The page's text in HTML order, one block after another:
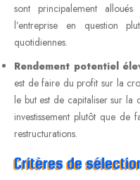
sont principalement
l’entreprise en question
quotidiennes.
Rendement potentiel
est de faire du profit sur la
le but est de capitaliser sur la
investissement plutôt que
restructurations.
Critères de